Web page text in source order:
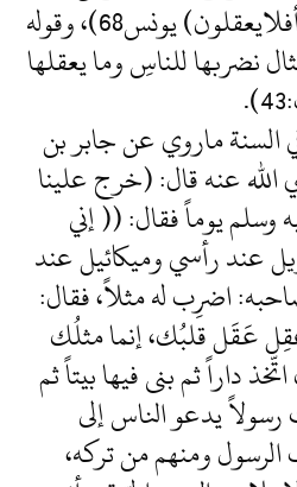
نعمّره ننكّسه في الخلق أفلايعقلون) يونس68)، وقوله
نضربها للناسِ وما يعقلها
ماروي عن جابر بن
الله عنه قال: (خرج علينا
وسلم يوماً فقال: (( إني
عند رأسي وميكائيل عند
اضرِب له مثلاً، فقال:
عَقَل قلبُك، إنما مثلُك
داراً ثم بنى فيها بيتاً ثم
يدعو الناس إلى
ومنهم من تركه،